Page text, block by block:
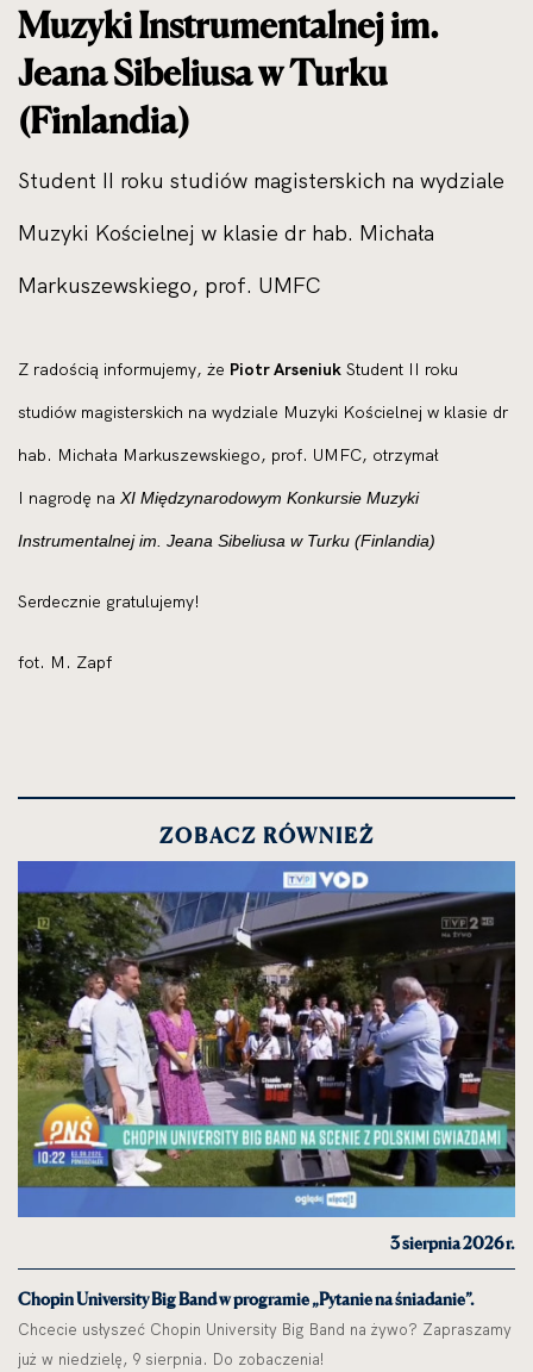
Muzyki Instrumentalnej im.
Jeana Sibeliusa w Turku
(Finlandia)
Student II roku studiów magisterskich na wydziale
Muzyki Kościelnej w klasie dr hab. Michała
Markuszewskiego, prof. UMFC
Z radością informujemy, że Piotr Arseniuk Student II roku
studiów magisterskich na wydziale Muzyki Kościelnej w klasie dr
hab. Michała Markuszewskiego, prof. UMFC, otrzymał
I nagrodę na XI Międzynarodowym Konkursie Muzyki
Instrumentalnej im. Jeana Sibeliusa w Turku (Finlandia)
Serdecznie gratulujemy!
fot. M. Zapf
ZOBACZ RÓWNIEŻ
3 sierpnia 2026 r.
Chopin University Big Band w programie „Pytanie na śniadanie”.
Chcecie usłyszeć Chopin University Big Band na żywo? Zapraszamy
już w niedzielę, 9 sierpnia. Do zobaczenia!